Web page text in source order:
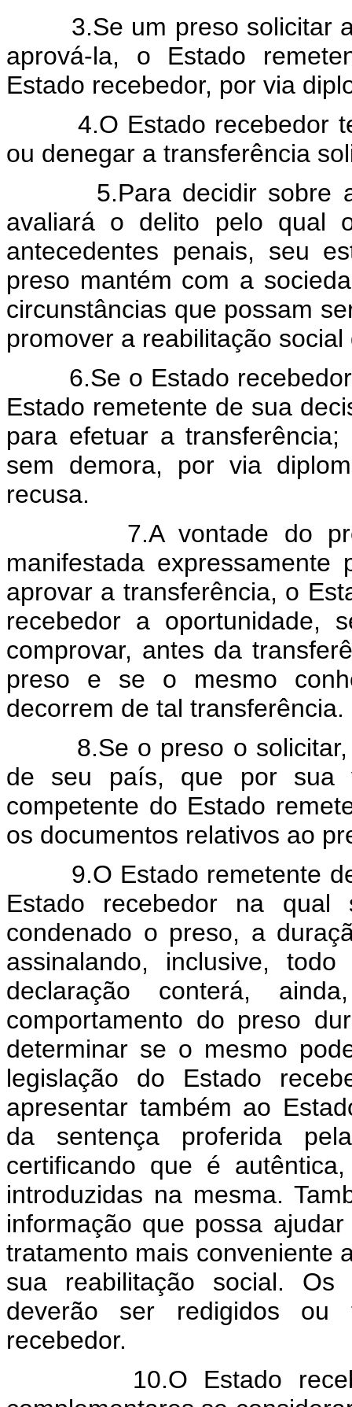
3.Se um preso solicitar a
aprová-la, o Estado
Estado recebedor, por via
4.O Estado recebedor
ou denegar a transferência
5.Para decidir sobre a
avaliará o delito pelo qual
antecedentes penais, seu
preso mantém com a
circunstâncias que possam
promover a reabilitação social
6.Se o Estado recebedor
Estado remetente de sua
para efetuar a
sem demora, por via
recusa.
7.A vontade do preso
manifestada
aprovar a transferência, o
recebedor a oportunidade,
comprovar, antes da
preso e se o mesmo
decorrem de tal transferência.
8.Se o preso o solicitar,
de seu país, que por sua
competente do Estado
os documentos relativos ao
9.O Estado remetente
Estado recebedor na
condenado o preso, a
assinalando, inclusive,
declaração conterá,
comportamento do preso
determinar se o mesmo
legislação do Estado
apresentar também ao
da sentença proferida
certificando que é
introduzidas na mesma.
informação que possa
tratamento mais conveniente
sua reabilitação social. Os
deverão ser redigidos ou
recebedor.
10.O Estado